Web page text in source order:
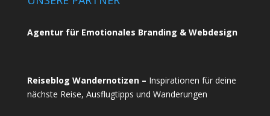
Agentur für Emotionales Branding & Webdesign
Reiseblog Wandernotizen – Inspirationen für deine
nächste Reise, Ausflugtipps und Wanderungen